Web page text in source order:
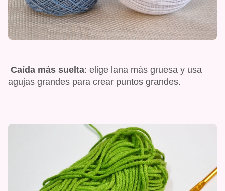
Caída más suelta: elige lana más gruesa y usa
agujas grandes para crear puntos grandes.